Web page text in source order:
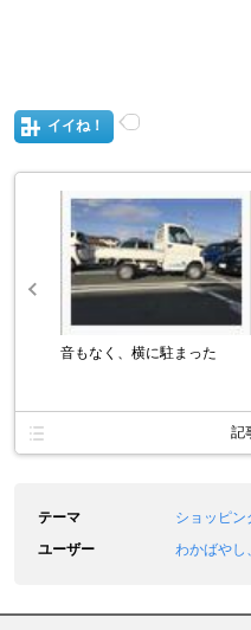
イイね！
音もなく、横に駐まった
記
テーマ
ショッピン
ユーザー
わかばやし、